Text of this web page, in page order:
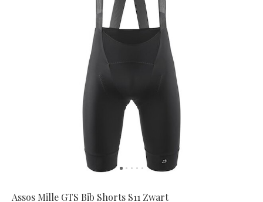
Assos Mille GTS Bib Shorts S11 Zwart